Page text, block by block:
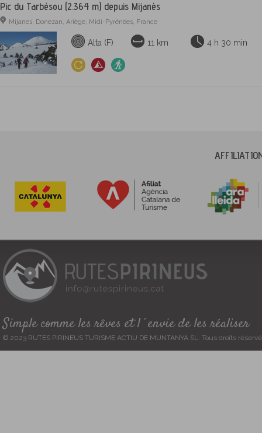
Pic du Tarbésou (2.364 m) depuis Mijanès
Mijanes, Donezan, Ariège, Midi-Pyrénées, France
Alta (F) 11 km 4 h 30 min
Simple comme les rêves et l´envie de les réaliser
© 2023 RUTES PIRINEUS TURISME ACTIU DE MUNTANYA SL. Tous droits